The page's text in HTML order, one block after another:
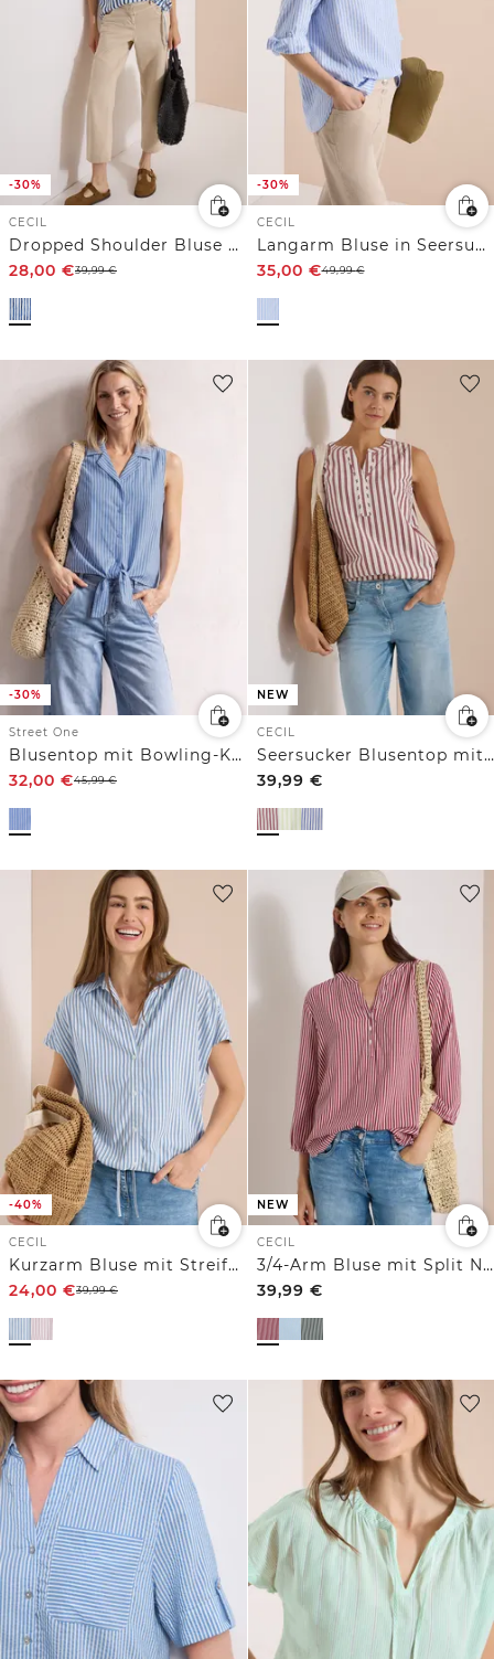
-30%
CECIL
Dropped Shoulder Bluse mit Streifen
28,00 €39,99€
-30%
CECIL
Langarm Bluse in Seersuckerqualität
35,00 €49,99€
-30%
Street One
Blusentop mit Bowling-Kragen und Knoten
32,00 €45,99€
NEW
CECIL
Seersucker Blusentop mit Streifen
39,99 €
-40%
CECIL
Kurzarm Bluse mit Streifenmuster
24,00 €39,99€
NEW
CECIL
3/4-Arm Bluse mit Split Neck und Streifen
39,99 €